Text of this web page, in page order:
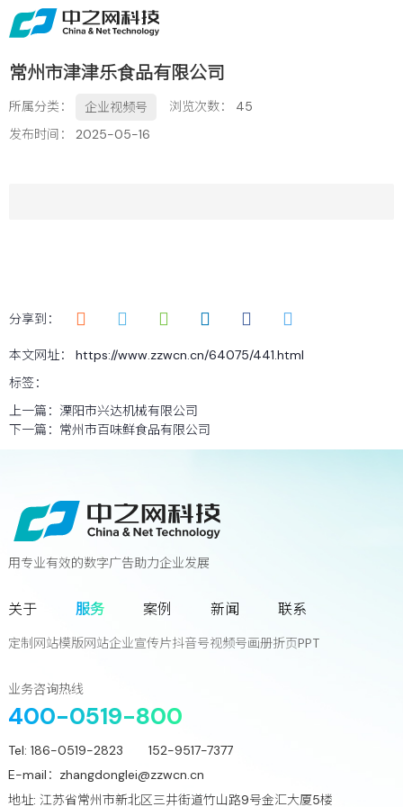
关于
服务
常州市津津乐食品有限公司
所属分类： 企业视频号 浏览次数： 45
发布时间： 2025-05-16
分享到：
本文网址： https://www.zzwcn.cn/64075/441.html
标签：
上一篇： 溧阳市兴达机械有限公司
下一篇： 常州市百味鲜食品有限公司
只差一次对话!
用专业有效的数字广告助力企业发展
关于 服务 案例 新闻 联系
定制网站模版网站企业宣传片抖音号视频号画册折页PPT
业务咨询热线
400-0519-800
Tel: 186-0519-2823 152-9517-7377
E-mail： zhangdonglei@zzwcn.cn
地址: 江苏省常州市新北区三井街道竹山路9号金汇大厦5楼